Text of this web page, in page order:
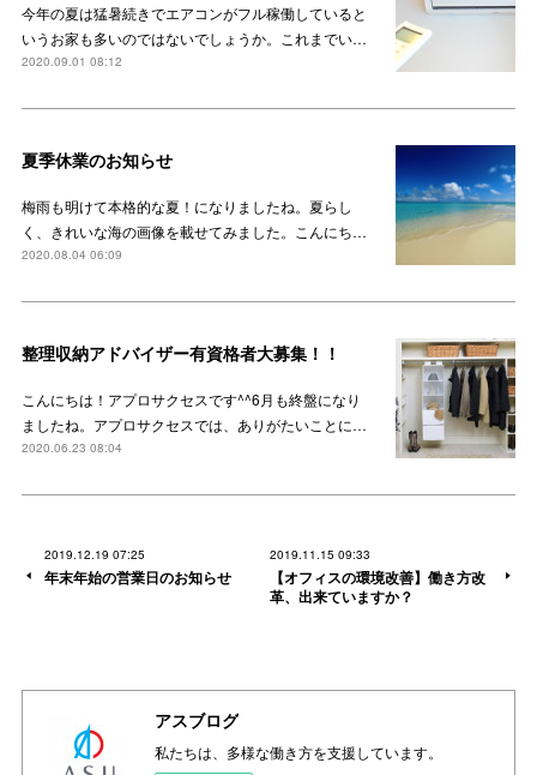
今年の夏は猛暑続きでエアコンがフル稼働していると
いうお家も多いのではないでしょうか。これまでい…
2020.09.01 08:12
夏季休業のお知らせ
梅雨も明けて本格的な夏！になりましたね。夏らし
く、きれいな海の画像を載せてみました。こんにち…
2020.08.04 06:09
整理収納アドバイザー有資格者大募集！！
こんにちは！アプロサクセスです^^6月も終盤になり
ましたね。アプロサクセスでは、ありがたいことに…
2020.06.23 08:04
2019.12.19 07:25
年末年始の営業日のお知らせ
2019.11.15 09:33
【オフィスの環境改善】働き方改
革、出来ていますか？
アスブログ
私たちは、多様な働き方を支援しています。